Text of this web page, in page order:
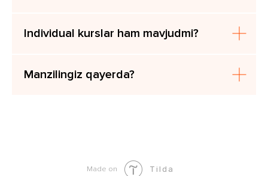
Individual kurslar ham mavjudmi?
Manzilingiz qayerda?
Made on Tilda